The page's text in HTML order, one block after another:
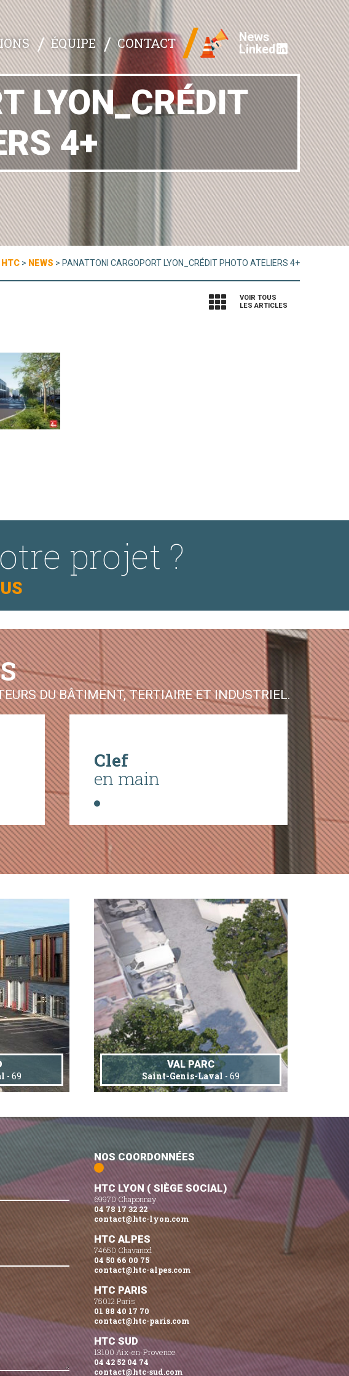
ÉQUIPE CONTACT
News
Linked
LYON_CRÉDIT
4+
HTC > NEWS > PANATTONI CARGOPORT LYON_CRÉDIT PHOTO ATELIERS 4+
VOIR TOUS
LES ARTICLES
projet ?
DU BÂTIMENT, TERTIAIRE ET INDUSTRIEL.
Clef
en main
- 69
VAL PARC
Saint-Genis-Laval - 69
NOS COORDONNÉES
HTC LYON ( SIÈGE SOCIAL)
69970 Chaponnay
04 78 17 32 22
contact@htc-lyon.com
HTC ALPES
74650 Chavanod
04 50 66 00 75
contact@htc-alpes.com
HTC PARIS
75012 Paris
01 88 40 17 70
contact@htc-paris.com
HTC SUD
13100 Aix-en-Provence
04 42 52 04 74
contact@htc-sud.com